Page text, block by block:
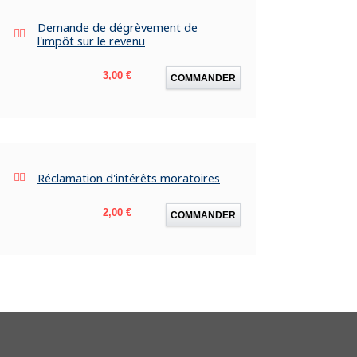
Demande de dégrèvement de
l'impôt sur le revenu
Prix
3,00 € COMMANDER
Réclamation d'intérêts moratoires
Prix
2,00 € COMMANDER